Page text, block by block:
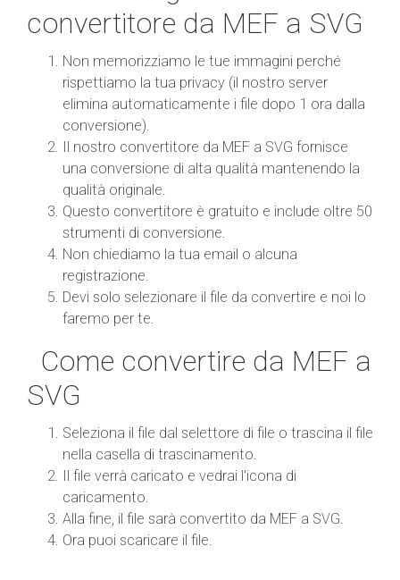
convertitore da MEF a SVG
Non memorizziamo le tue immagini perché
rispettiamo la tua privacy (il nostro server
elimina automaticamente i file dopo 1 ora dalla
conversione).
Il nostro convertitore da MEF a SVG fornisce
una conversione di alta qualità mantenendo la
qualità originale.
Questo convertitore è gratuito e include oltre 50
strumenti di conversione.
Non chiediamo la tua email o alcuna
registrazione.
Devi solo selezionare il file da convertire e noi lo
faremo per te.
Come convertire da MEF a
SVG
Seleziona il file dal selettore di file o trascina il file
nella casella di trascinamento.
Il file verrà caricato e vedrai l'icona di
caricamento.
Alla fine, il file sarà convertito da MEF a SVG.
Ora puoi scaricare il file.